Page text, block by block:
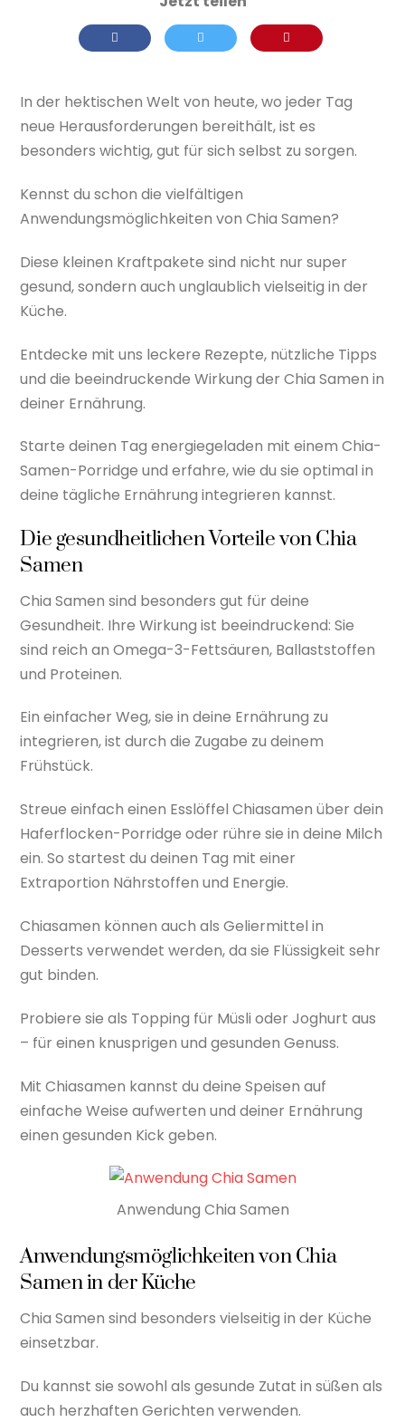
In der hektischen Welt von heute, wo jeder Tag
neue Herausforderungen bereithält, ist es
besonders wichtig, gut für sich selbst zu sorgen.
Kennst du schon die vielfältigen
Anwendungsmöglichkeiten von Chia Samen?
Diese kleinen Kraftpakete sind nicht nur super
gesund, sondern auch unglaublich vielseitig in der
Küche.
Entdecke mit uns leckere Rezepte, nützliche Tipps
und die beeindruckende Wirkung der Chia Samen in
deiner Ernährung.
Starte deinen Tag energiegeladen mit einem Chia-
Samen-Porridge und erfahre, wie du sie optimal in
deine tägliche Ernährung integrieren kannst.
Die gesundheitlichen Vorteile von Chia
Samen
Chia Samen sind besonders gut für deine
Gesundheit. Ihre Wirkung ist beeindruckend: Sie
sind reich an Omega-3-Fettsäuren, Ballaststoffen
und Proteinen.
Ein einfacher Weg, sie in deine Ernährung zu
integrieren, ist durch die Zugabe zu deinem
Frühstück.
Streue einfach einen Esslöffel Chiasamen über dein
Haferflocken-Porridge oder rühre sie in deine Milch
ein. So startest du deinen Tag mit einer
Extraportion Nährstoffen und Energie.
Chiasamen können auch als Geliermittel in
Desserts verwendet werden, da sie Flüssigkeit sehr
gut binden.
Probiere sie als Topping für Müsli oder Joghurt aus
– für einen knusprigen und gesunden Genuss.
Mit Chiasamen kannst du deine Speisen auf
einfache Weise aufwerten und deiner Ernährung
einen gesunden Kick geben.
Anwendung Chia Samen
Anwendungsmöglichkeiten von Chia
Samen in der Küche
Chia Samen sind besonders vielseitig in der Küche
einsetzbar.
Du kannst sie sowohl als gesunde Zutat in süßen als
auch herzhaften Gerichten verwenden.